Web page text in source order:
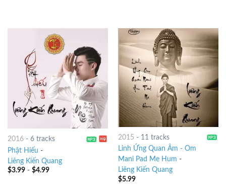
2016- 6 tracks
Phật Hiếu -
Liêng Kiến Quang
$3.99- $4.99
2015 - 11 tracks
Linh Ứng Quan Âm - Om
Mani Pad Me Hum -
Liêng Kiến Quang
$5.99